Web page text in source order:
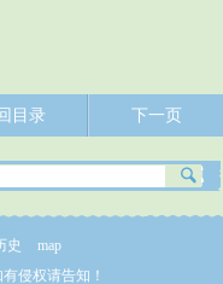
目录 下一页
史
map
侵权请告知！